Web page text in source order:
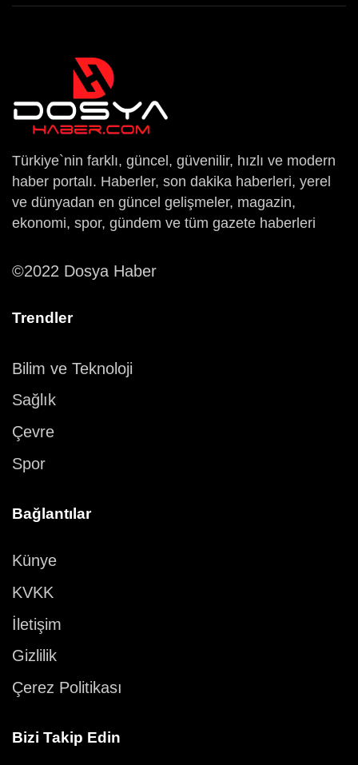
Türkiye`nin farklı, güncel, güvenilir, hızlı ve modern
haber portalı. Haberler, son dakika haberleri, yerel
ve dünyadan en güncel gelişmeler, magazin,
ekonomi, spor, gündem ve tüm gazete haberleri
©2022 Dosya Haber
Trendler
Bilim ve Teknoloji
Sağlık
Çevre
Spor
Bağlantılar
Künye
KVKK
İletişim
Gizlilik
Çerez Politikası
Bizi Takip Edin